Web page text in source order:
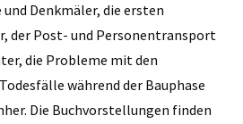
Denkmäler, die ersten
der Post- und Personentransport
die Probleme mit den
während der Bauphase
Die Buchvorstellungen finden